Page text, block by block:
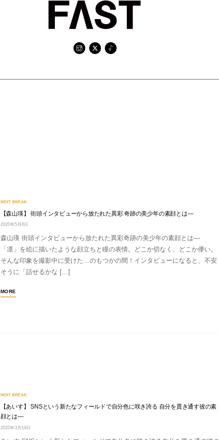
NEXT BREAK
【森山瑛】 街頭インタビューから放たれた異彩 奇跡の美少年の素顔とは―
2020年5月8日
森山瑛 街頭インタビューから放たれた異彩奇跡の美少年の素顔とは―
「凛」を絵に描いたような顔立ちと瞳の表情。どこか切なく、どこか儚い。
そんな印象を撮影中に受けた…のもつかの間！インタビューになると、不安
そうに「話せるかな […]
MORE
NEXT BREAK
【あいす】 SNSという新たなフィールドで自分色に咲き誇る 自分を貫き通す彼の素
顔とは―
2020年3月19日